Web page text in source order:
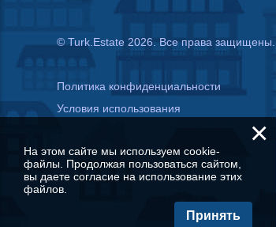
© Turk.Estate 2026. Все права защищены.
Политика конфиденциальности
Условия использования
×
На этом сайте мы используем cookie-
файлы. Продолжая пользоваться сайтом,
вы даете согласие на использование этих
файлов.
Принять